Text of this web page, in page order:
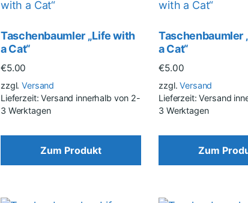
Taschenbaumler „Life with
a Cat“
€5.00
zzgl.Versand
Lieferzeit: Versand innerhalb von 2-
3 Werktagen
Zum Produkt
Taschenbaumler
a Cat“
€5.00
zzgl.Versand
Lieferzeit: Versand
3 Werktagen
Zum